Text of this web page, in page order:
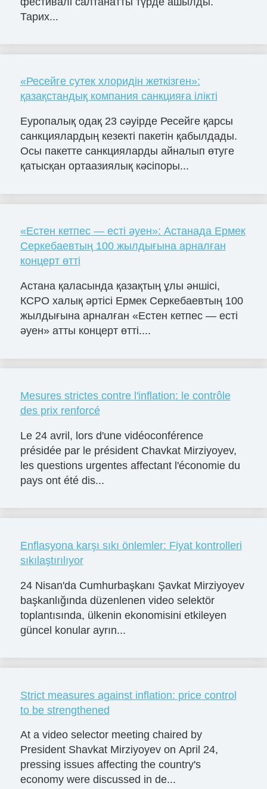
Тарих...
«Ресейге сутек хлоридін жеткізген»:
қазақстандық компания санкцияға ілікті
Еуропалық одақ 23 сәуірде Ресейге қарсы
санкциялардың кезекті пакетін қабылдады.
Осы пакетте санкцияларды айналып өтуге
қатысқан ортаазиялық кәсіпоры...
«Естен кетпес — есті әуен»: Астанада Ермек
Серкебаевтың 100 жылдығына арналған
концерт өтті
Астана қаласында қазақтың ұлы әншісі,
КСРО халық әртісі Ермек Серкебаевтың 100
жылдығына арналған «Естен кетпес — есті
әуен» атты концерт өтті....
Mesures strictes contre l'inflation: le contrôle
des prix renforcé
Le 24 avril, lors d'une vidéoconférence
présidée par le président Chavkat Mirziyoyev,
les questions urgentes affectant l'économie du
pays ont été dis...
Enflasyona karşı sıkı önlemler: Fiyat kontrolleri
sıkılaştırılıyor
24 Nisan'da Cumhurbaşkanı Şavkat Mirziyoyev
başkanlığında düzenlenen video selektör
toplantısında, ülkenin ekonomisini etkileyen
güncel konular ayrın...
Strict measures against inflation: price control
to be strengthened
At a video selector meeting chaired by
President Shavkat Mirziyoyev on April 24,
pressing issues affecting the country's
economy were discussed in de...